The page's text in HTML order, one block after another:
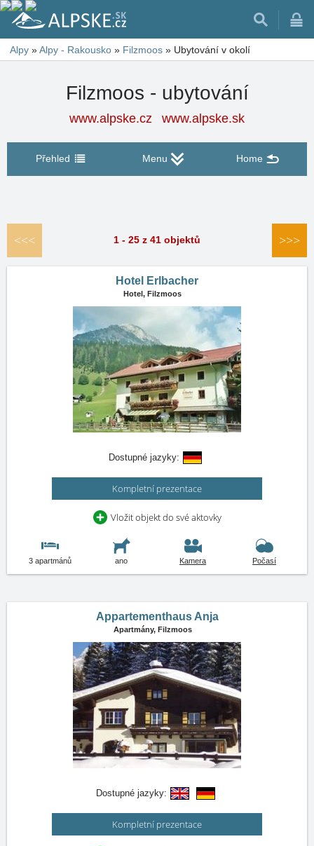
Alpy »Alpy - Rakousko » Filzmoos » Ubytování v okolí
Filzmoos - ubytování
www.alpske.cz www.alpske.sk
Přehled Menu Home
<<< 1 - 25 z 41 objektů >>>
Hotel Erlbacher
Hotel, Filzmoos
Dostupné jazyky:
Kompletní prezentace
Vložit objekt do své aktovky
3 apartmánů ano Kamera Počasí
Appartementhaus Anja
Apartmány, Filzmoos
Dostupné jazyky:
Kompletní prezentace